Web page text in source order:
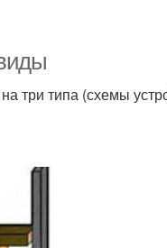
три типа (схемы